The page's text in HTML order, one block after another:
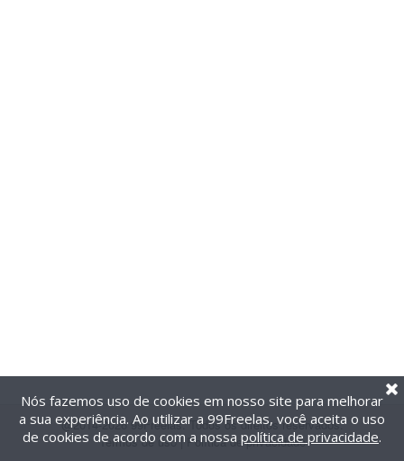
@2014-2026 99Freelas. Todos os direitos reservados.
Termos de uso| Política de privacidade
Nós fazemos uso de cookies em nosso site para melhorar
a sua experiência. Ao utilizar a 99Freelas, você aceita o uso
de cookies de acordo com a nossa política de privacidade.